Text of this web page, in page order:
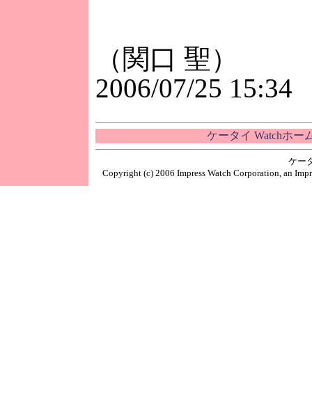
（関口 聖）
2006/07/25 15:34
ケータイ Watchホー
ケー
Copyright (c) 2006 Impress Watch Corporation, an